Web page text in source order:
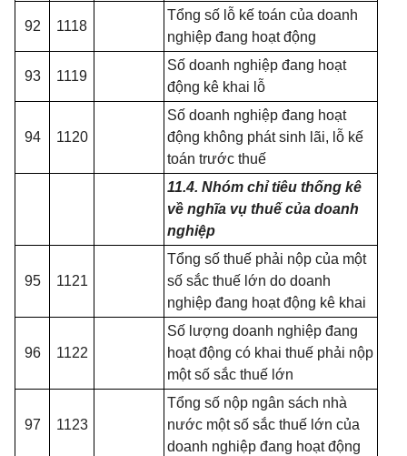
92 1118
Tổng số lỗ kế toán của doanh
nghiệp đang hoạt động
93 1119
Số doanh nghiệp đang hoạt
động kê khai lỗ
94 1120
Số doanh nghiệp đang hoạt
động không phát sinh lãi, lỗ kế
toán trước thuế
11.4. Nhóm chỉ tiêu thống kê
về nghĩa vụ thuế của doanh
nghiệp
95 1121
Tổng số thuế phải nộp của một
số sắc thuế lớn do doanh
nghiệp đang hoạt động kê khai
96 1122
Số lượng doanh nghiệp đang
hoạt động có khai thuế phải nộp
một số sắc thuế lớn
97 1123
Tổng số nộp ngân sách nhà
nước một số sắc thuế lớn của
doanh nghiệp đang hoạt động